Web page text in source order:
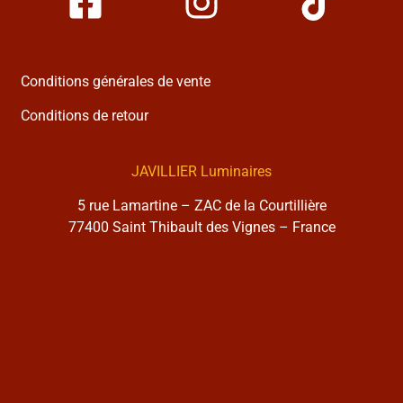
Conditions générales de vente
Conditions de retour
JAVILLIER Luminaires
5 rue Lamartine – ZAC de la Courtillière
77400 Saint Thibault des Vignes – France